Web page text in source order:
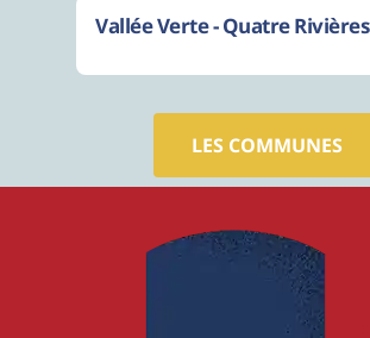
Vallée Verte - Quatre Rivières
LES COMMUNES